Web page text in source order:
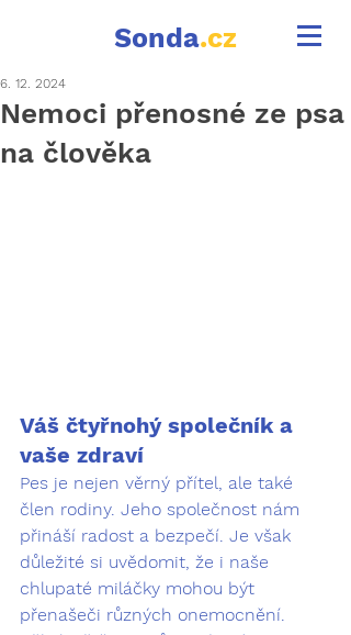
Sonda.cz
Nemoci přenosné ze psa
na člověka
6. 12. 2024
Váš čtyřnohý společník a
vaše zdraví
Pes je nejen věrný přítel, ale také
člen rodiny. Jeho společnost nám
přináší radost a bezpečí. Je však
důležité si uvědomit, že i naše
chlupaté miláčky mohou být
přenašeči různých onemocnění.